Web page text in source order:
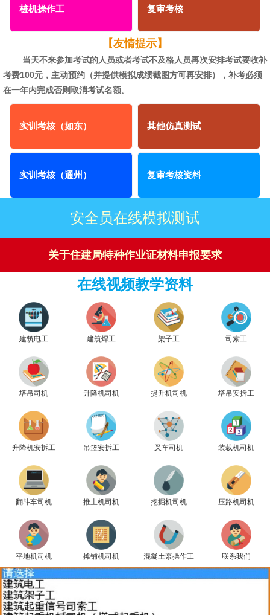
桩机操作工 复审考核
【友情提示】
当天不来参加考试的人员或者考试不及格人员再次安排考试要收补
考费100元，主动预约 （并提供模拟成绩截图方可再安排），补考必须
在一年内完成否则取消考试名额。
实训考核（如东） 其他仿真测试
实训考核（通州） 复审考核资料
安全员在线模拟测试
关于住建局特种作业证材料申报要求
在线视频教学资料
建筑电工 建筑焊工 架子工 司索工
塔吊司机 升降机司机 提升机司机 塔吊安拆工
升降机安拆工 吊篮安拆工 叉车司机 装载机司机
翻斗车司机 推土机司机 挖掘机司机 压路机司机
平地机司机 摊铺机司机 混凝土泵操作工 联系我们